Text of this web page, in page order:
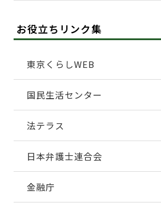
お役立ちリンク集
東京くらしWEB
国民生活センター
法テラス
日本弁護士連合会
金融庁